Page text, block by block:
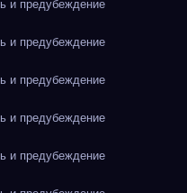
и предубеждение
и предубеждение
и предубеждение
и предубеждение
и предубеждение